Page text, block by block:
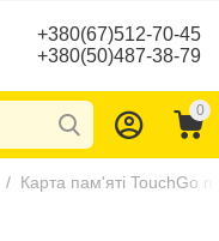
+380(67)512-70-45
+380(50)487-38-79
0
/